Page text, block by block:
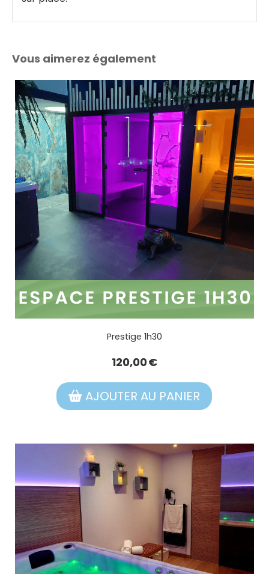
Vous aimerez également
Prestige 1h30
120,00€
AJOUTER AU PANIER